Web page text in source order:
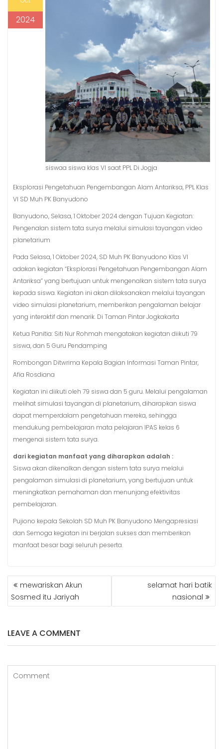
2024
siswaa siswa klas VI saat PPL Di Jogja
Eksplorasi Pengetahuan Pengembangan Alam Antariksa, PPL Klas
VI SD Muh PK Banyudono
Banyudono, Selasa, 1 Oktober 2024 dengan Tujuan Kegiatan:
Pengenalan sistem tata surya melalui simulasi tayangan video
planetarium
Pada Selasa, 1 Oktober 2024, SD Muh PK Banyudono Klas VI
adakan kegiatan “Eksplorasi Pengetahuan Pengembangan Alam
Antariksa” yang bertujuan untuk mengenalkan sistem tata surya
kepada siswa. Kegiatan ini akan dilaksanakan melalui tayangan
video simulasi planetarium, memberikan pengalaman belajar
yang interaktif dan menarik. Di Taman Pintar Jogkakarta
Ketua Panitia: Siti Nur Rohmah mengatakan kegiatan diikuti 79
siswa, dan 5 Guru Pendamping
Rombongan Ditwrima Kepala Bagian Informasi Taman Pintar,
Afia Rosdiana
Kegiatan ini diikuti oleh 79 siswa dan 5 guru. Melalui pengalaman
melihat simulasi tayangan di planetarium, diharapkan siswa
dapat memperdalam pengetahuan mereka, sehingga
mendukung pembelajaran mata pelajaran IPAS kelas 6
mengenai sistem tata surya.
dari kegiatan manfaat yang diharapkan adalah :
Siswa akan dikenalkan dengan sistem tata surya melalui
pengalaman simulasi di planetarium, yang bertujuan untuk
meningkatkan pemahaman dan menunjang efektivitas
pembelajaran.
Pujiono kepala Sekolah SD Muh PK Banyudono Mengapresiasi
dan Semoga kegiatan ini berjalan sukses dan memberikan
manfaat besar bagi seluruh peserta.
POST
NAVIGATION
mewariskan Akun
Sosmed itu Jariyah
selamat hari batik
nasional
LEAVE A COMMENT